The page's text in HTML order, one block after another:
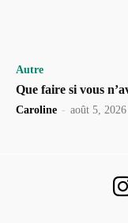
Autre
Que faire si vous
Caroline - août 5, 2026